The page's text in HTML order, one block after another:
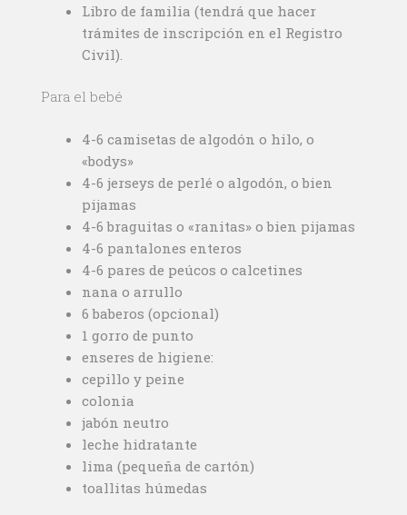
Libro de familia (tendrá que hacer
trámites de inscripción en el Registro
Civil).
Para el bebé
4-6 camisetas de algodón o hilo, o
«bodys»
4-6 jerseys de perlé o algodón, o bien
pijamas
4-6 braguitas o «ranitas» o bien pijamas
4-6 pantalones enteros
4-6 pares de peúcos o calcetines
nana o arrullo
6 baberos (opcional)
1 gorro de punto
enseres de higiene:
cepillo y peine
colonia
jabón neutro
leche hidratante
lima (pequeña de cartón)
toallitas húmedas